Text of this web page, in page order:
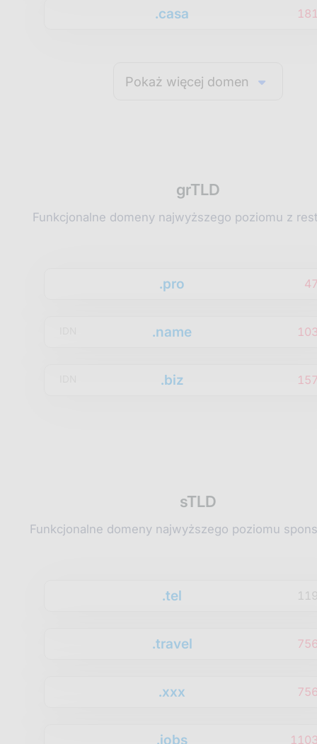
.casa
Pokaż więcej domen
grTLD
Funkcjonalne domeny najwyższego poziomu z
.pro
.name
.biz
sTLD
Funkcjonalne domeny najwyższego poziomu
.tel
.travel
.xxx
.jobs